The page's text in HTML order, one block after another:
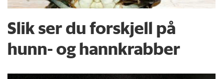
Slik ser du forskjell på
hunn- og hannkrabber